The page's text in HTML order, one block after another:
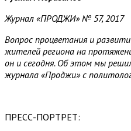
Журнал «ПРОДЖИ» № 57, 2017
Вопрос процветания и
жителей региона на
он и сегодня. Об этом мы
журнала «Проджи» с
ПРЕСС-ПОРТРЕТ: